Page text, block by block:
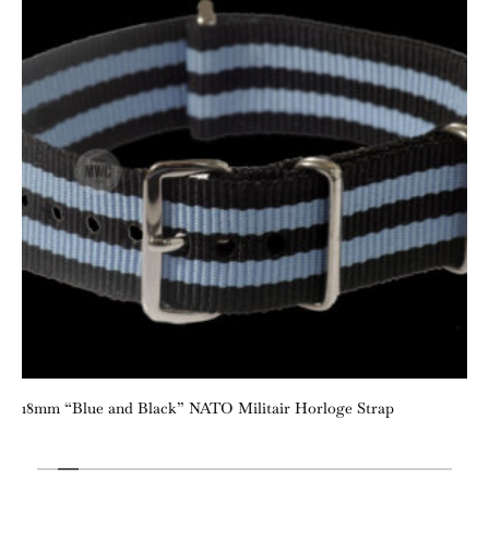
18mm “Blue and Black” NATO Militair Horloge Strap